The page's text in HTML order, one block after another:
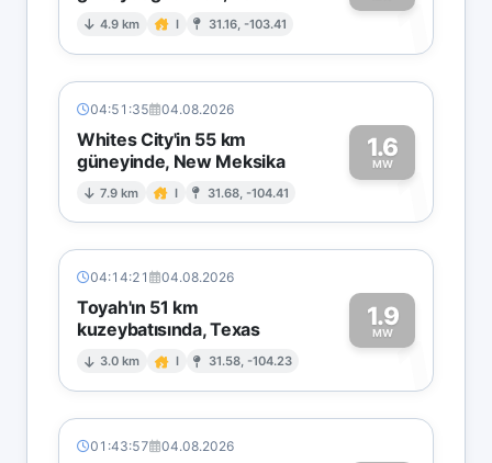
4.9 km I 31.16, -103.41 1
04:51:35 04.08.2026
Whites City'in 55 km
güneyinde, New Meksika
7.9 km I 31.68, -104.41
1.6
MW1
04:14:21 04.08.2026
Toyah'ın 51 km
kuzeybatısında, Texas
3.0 km I 31.58, -104.23
1.9
MW1
01:43:57 04.08.2026